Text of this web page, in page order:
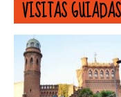
VISITAS GUIADAS